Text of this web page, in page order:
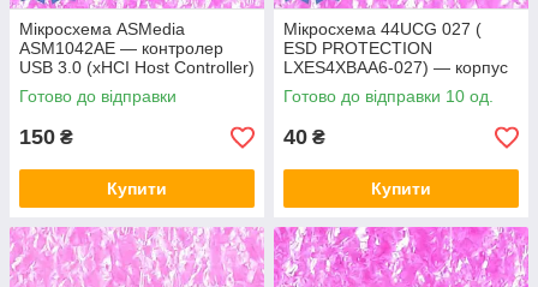
Мікросхема ASMedia
ASM1042AE — контролер
USB 3.0 (xHCI Host Controller)
Готово до відправки
150 ₴
Купити
Мікросхема 44UCG 027 (
ESD PROTECTION
LXES4XBAA6-027) — корпус
msop8
Готово до відправки 10 од.
40 ₴
Купити